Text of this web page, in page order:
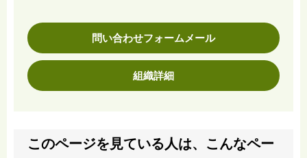
問い合わせフォームメール
組織詳細
このページを見ている人は、こんなペー